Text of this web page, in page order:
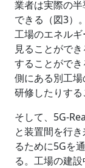
業者は実際の
できる（図3）
工場のエネル
見ることがで
することがで
側にある別工
研修したりする
そして、5G-
と装置間を行
るために5Gを
る。工場の建